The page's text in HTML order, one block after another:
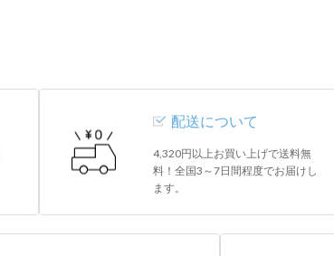
配送について
4,320円以上お買い上げで送料無
料！全国3～7日間程度でお届けし
ます。